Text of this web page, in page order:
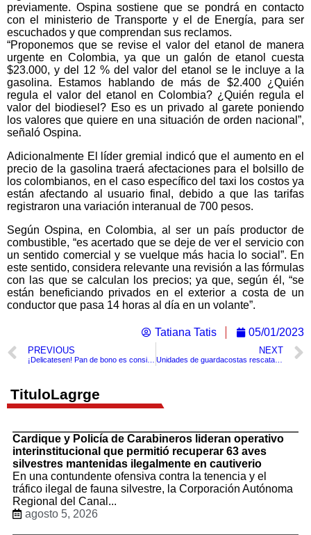
previamente. Ospina sostiene que se pondrá en contacto
con el ministerio de Transporte y el de Energía, para ser
escuchados y que comprendan sus reclamos.
“Proponemos que se revise el valor del etanol de manera
urgente en Colombia, ya que un galón de etanol cuesta
$23.000, y del 12 % del valor del etanol se le incluye a la
gasolina. Estamos hablando de más de $2.400 ¿Quién
regula el valor del etanol en Colombia? ¿Quién regula el
valor del biodiesel? Eso es un privado al garete poniendo
los valores que quiere en una situación de orden nacional”,
señaló Ospina.
Adicionalmente El líder gremial indicó que el aumento en el
precio de la gasolina traerá afectaciones para el bolsillo de
los colombianos, en el caso específico del taxi los costos ya
están afectando al usuario final, debido a que las tarifas
registraron una variación interanual de 700 pesos.
Según Ospina, en Colombia, al ser un país productor de
combustible, “es acertado que se deje de ver el servicio con
un sentido comercial y se vuelque más hacia lo social”. En
este sentido, considera relevante una revisión a las fórmulas
con las que se calculan los precios; ya que, según él, “se
están beneficiando privados en el exterior a costa de un
conductor que pasa 14 horas al día en un volante”.
Tatiana Tatis 05/01/2023
PREVIOUS NEXT
Unidades de guardacostas rescataron la noche de este miércoles un yate con 15 personas
TituloLagrge
Cardique y Policía de Carabineros lideran operativo
interinstitucional que permitió recuperar 63 aves
silvestres mantenidas ilegalmente en cautiverio
En una contundente ofensiva contra la tenencia y el
tráfico ilegal de fauna silvestre, la Corporación Autónoma
Regional del Canal...
agosto 5, 2026